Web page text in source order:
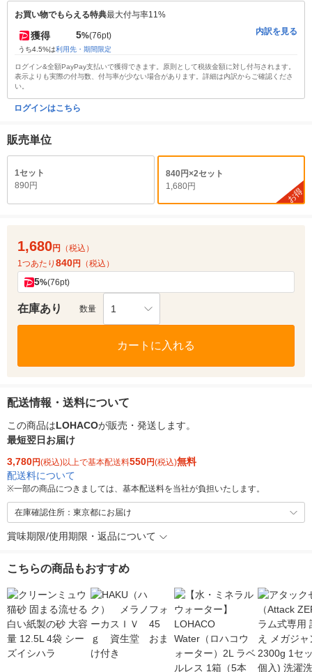
お買い物でもらえる特典最大付与率11%
獲得 5%(76pt)
うち4.5%は利用先・期間限定
内訳を見る
ログイン&全額PayPay支払いで獲得できます。原則として税抜金額に対し付与されます。
表示よりも実際の付与数、付与率が少ない場合があります。詳細は内訳からご確認くださ
い。
ログインはこちら
販売単位
1セット
890円
840円×2セット
1,680円
お得
1,680円
（税込）
1つあたり 840円 （税込）
5%(76pt)
在庫あり 数量 1
カートに入れる
配送情報・送料について
この商品はLOHACOが販売・発送します。
最短翌日お届け
3,780円(税込)以上で基本配送料550円(税込)無料
配送料について
※一部の商品につきましては、基本配送料を当社が負担いたします。
在庫確認住所：東京都にお届け
賞味期限/使用期限・返品について
こちらの商品もおすすめ